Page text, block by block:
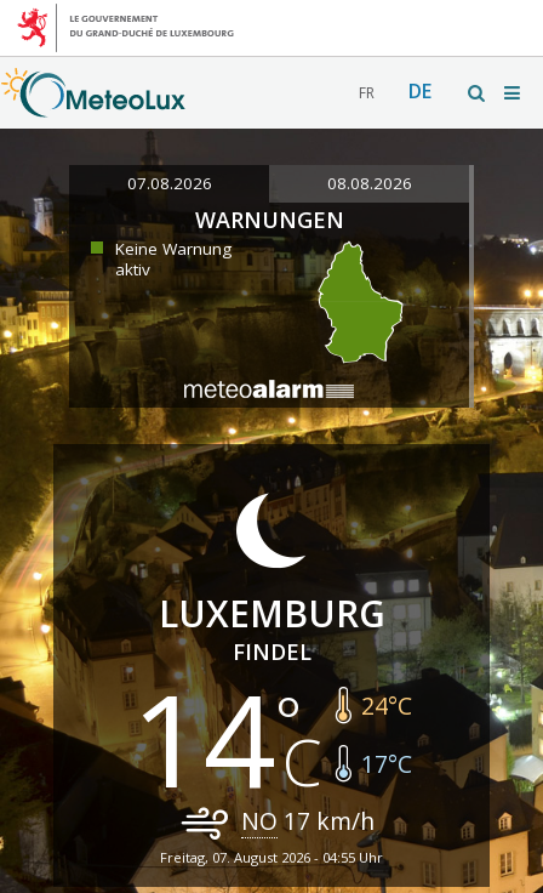
FR DE
07.08.2026 08.08.2026
WARNUNGEN
Keine Warnung
aktiv
LUXEMBURG
FINDEL
14 24°C
17°C
NO 17 km/h
Freitag, 07. August 2026 - 04:55 Uhr